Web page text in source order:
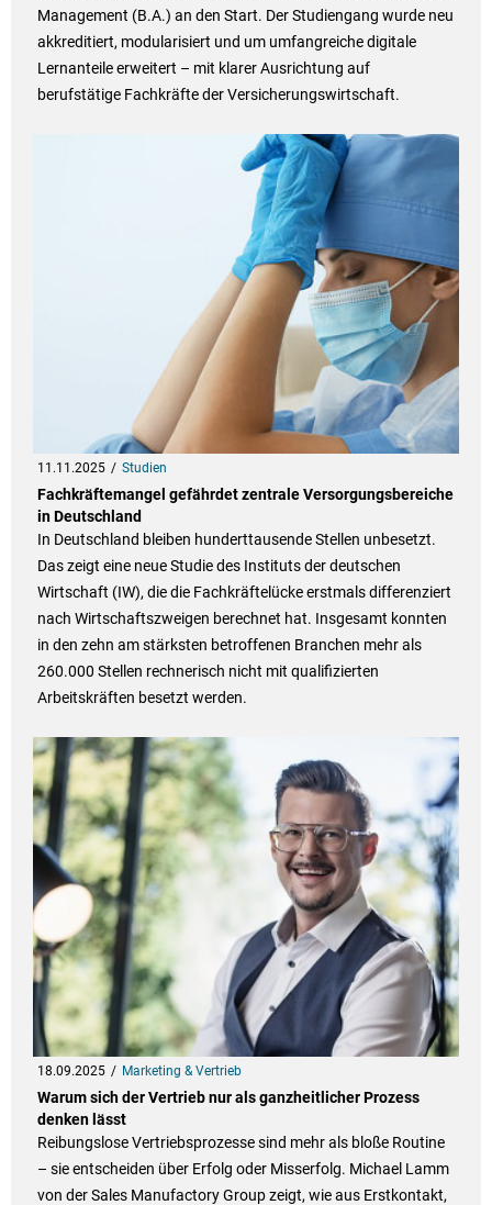
Management (B.A.) an den Start. Der Studiengang wurde neu
akkreditiert, modularisiert und um umfangreiche digitale
Lernanteile erweitert – mit klarer Ausrichtung auf
berufstätige Fachkräfte der Versicherungswirtschaft.
11.11.2025 Studien
Fachkräftemangel gefährdet zentrale Versorgungsbereiche
in Deutschland
In Deutschland bleiben hunderttausende Stellen unbesetzt.
Das zeigt eine neue Studie des Instituts der deutschen
Wirtschaft (IW), die die Fachkräftelücke erstmals differenziert
nach Wirtschaftszweigen berechnet hat. Insgesamt konnten
in den zehn am stärksten betroffenen Branchen mehr als
260.000 Stellen rechnerisch nicht mit qualifizierten
Arbeitskräften besetzt werden.
18.09.2025 Marketing & Vertrieb
Warum sich der Vertrieb nur als ganzheitlicher Prozess
denken lässt
Reibungslose Vertriebsprozesse sind mehr als bloße Routine
– sie entscheiden über Erfolg oder Misserfolg. Michael Lamm
von der Sales Manufactory Group zeigt, wie aus Erstkontakt,